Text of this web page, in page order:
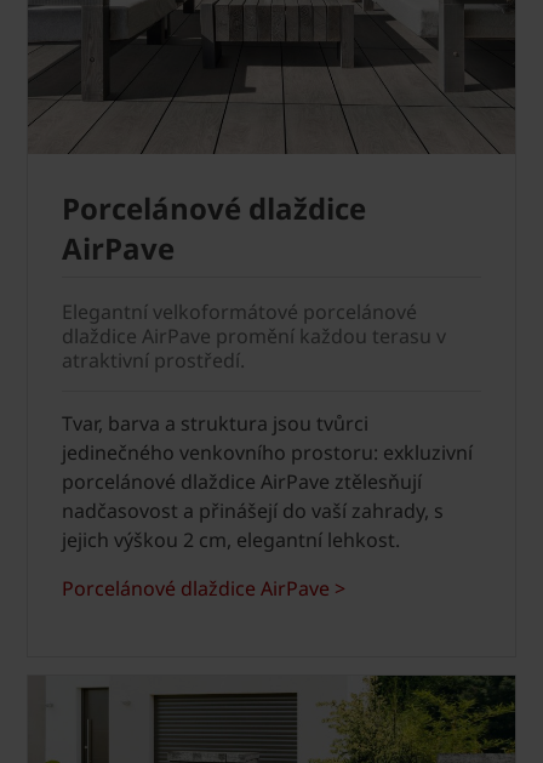
Porcelánové dlaždice
AirPave
Elegantní velkoformátové porcelánové
dlaždice AirPave promění každou terasu v
atraktivní prostředí.
Tvar, barva a struktura jsou tvůrci
jedinečného venkovního prostoru: exkluzivní
porcelánové dlaždice AirPave ztělesňují
nadčasovost a přinášejí do vaší zahrady, s
jejich výškou 2 cm, elegantní lehkost.
Porcelánové dlaždice AirPave >